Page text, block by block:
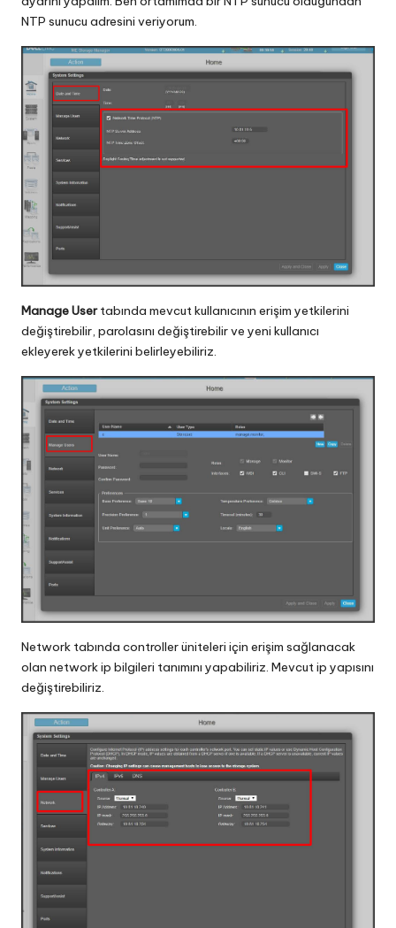
NTP sunucu adresini veriyorum.
Manage Usertabında mevcut kullanıcının erişim yetkilerini
değiştirebilir, parolasını değiştirebilir ve yeni kullanıcı
ekleyerek yetkilerini belirleyebiliriz.
Network tabında controller üniteleri için erişim sağlanacak
olan network ip bilgileri tanımını yapabiliriz. Mevcut ip yapısını
değiştirebiliriz.